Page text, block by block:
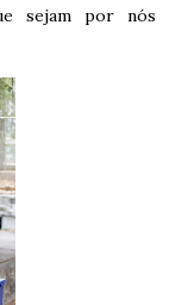
sejam por nós